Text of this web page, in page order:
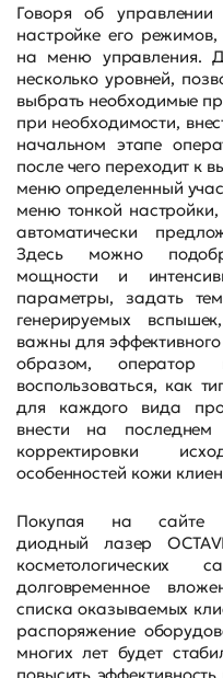
Говоря об
настройке его
на меню управления.
несколько уровней,
выбрать необходимые
при необходимости,
начальном этапе
после чего переходит к
меню определенный
меню тонкой
автоматически
Здесь можно
мощности и
параметры, задать
генерируемых
важны для
образом, оператор
воспользоваться, как
для каждого вида
внести на
корректировки
особенностей кожи
Покупая на сайте
диодный лазер
косметологических
долговременное
списка оказываемых
распоряжение
многих лет будет
повысить